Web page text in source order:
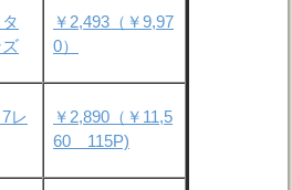
￥2,493（￥9,97
0）
レ
￥2,890（￥11,5
60 115P)